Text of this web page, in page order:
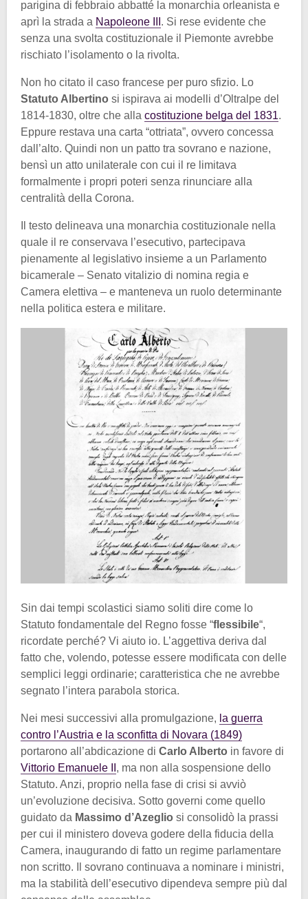
parigina di febbraio abbatté la monarchia orleanista e
aprì la strada a Napoleone III . Si rese evidente che
senza una svolta costituzionale il Piemonte avrebbe
rischiato l’isolamento o la rivolta.
Non ho citato il caso francese per puro sfizio. Lo
Statuto Albertino si ispirava ai modelli d’Oltralpe del
1814-1830, oltre che alla costituzione belga del 1831.
Eppure restava una carta “ottriata”, ovvero concessa
dall’alto. Quindi non un patto tra sovrano e nazione,
bensì un atto unilaterale con cui il re limitava
formalmente i propri poteri senza rinunciare alla
centralità della Corona.
Il testo delineava una monarchia costituzionale nella
quale il re conservava l’esecutivo, partecipava
pienamente al legislativo insieme a un Parlamento
bicamerale – Senato vitalizio di nomina regia e
Camera elettiva – e manteneva un ruolo determinante
nella politica estera e militare.
Sin dai tempi scolastici siamo soliti dire come lo
Statuto fondamentale del Regno fosse “flessibile“,
ricordate perché? Vi aiuto io. L’aggettiva deriva dal
fatto che, volendo, potesse essere modificata con delle
semplici leggi ordinarie; caratteristica che ne avrebbe
segnato l’intera parabola storica.
Nei mesi successivi alla promulgazione, la guerra
contro l’Austria e la sconfitta di Novara (1849)
portarono all’abdicazione di Carlo Alberto in favore di
Vittorio Emanuele II , ma non alla sospensione dello
Statuto. Anzi, proprio nella fase di crisi si avviò
un’evoluzione decisiva. Sotto governi come quello
guidato da Massimo d’Azeglio si consolidò la prassi
per cui il ministero doveva godere della fiducia della
Camera, inaugurando di fatto un regime parlamentare
non scritto. Il sovrano continuava a nominare i ministri,
ma la stabilità dell’esecutivo dipendeva sempre più dal